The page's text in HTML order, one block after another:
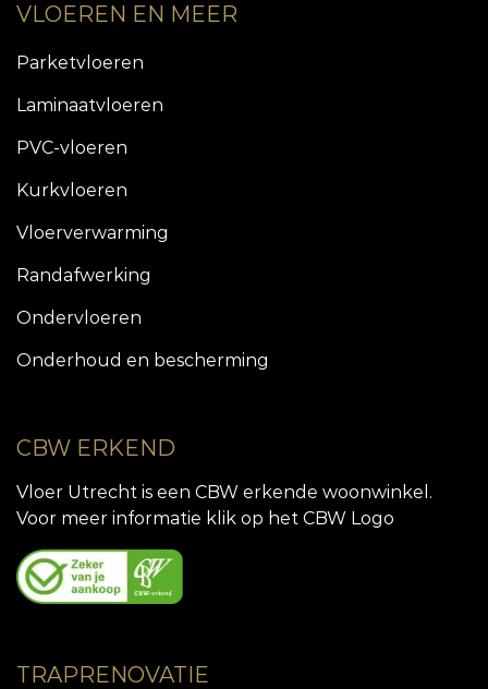
VLOEREN EN MEER
Parketvloeren
Laminaatvloeren
PVC-vloeren
Kurkvloeren
Vloerverwarming
Randafwerking
Ondervloeren
Onderhoud en bescherming
CBW ERKEND
Vloer Utrecht is een CBW erkende woonwinkel.
Voor meer informatie klik op het CBW Logo
TRAPRENOVATIE